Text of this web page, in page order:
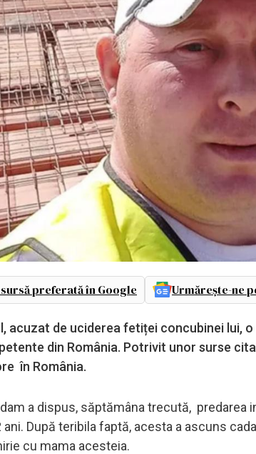
preferată în Google Urmărește-ne
acuzat de uciderea fetiței concubinei lui,
din România. Potrivit unor surse
în România.
a dispus, săptămâna trecută, predarea
După teribila faptă, acesta a ascuns
cu mama acesteia.